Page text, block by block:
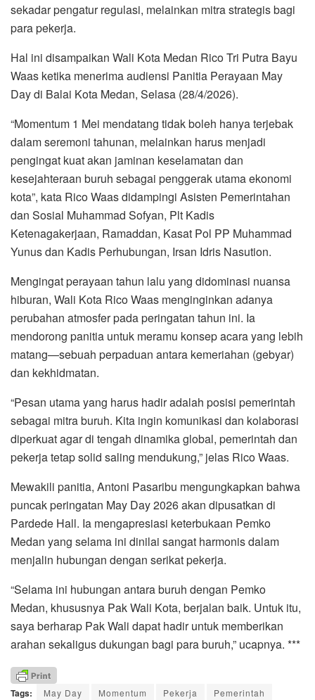
sekadar pengatur regulasi, melainkan mitra strategis bagi
para pekerja.
Hal ini disampaikan Wali Kota Medan Rico Tri Putra Bayu
Waas ketika menerima audiensi Panitia Perayaan May
Day di Balai Kota Medan, Selasa (28/4/2026).
“Momentum 1 Mei mendatang tidak boleh hanya terjebak
dalam seremoni tahunan, melainkan harus menjadi
pengingat kuat akan jaminan keselamatan dan
kesejahteraan buruh sebagai penggerak utama ekonomi
kota”, kata Rico Waas didampingi Asisten Pemerintahan
dan Sosial Muhammad Sofyan, Plt Kadis
Ketenagakerjaan, Ramaddan, Kasat Pol PP Muhammad
Yunus dan Kadis Perhubungan, Irsan Idris Nasution.
Mengingat perayaan tahun lalu yang didominasi nuansa
hiburan, Wali Kota Rico Waas menginginkan adanya
perubahan atmosfer pada peringatan tahun ini. Ia
mendorong panitia untuk meramu konsep acara yang lebih
matang—sebuah perpaduan antara kemeriahan (gebyar)
dan kekhidmatan.
“Pesan utama yang harus hadir adalah posisi pemerintah
sebagai mitra buruh. Kita ingin komunikasi dan kolaborasi
diperkuat agar di tengah dinamika global, pemerintah dan
pekerja tetap solid saling mendukung,” jelas Rico Waas.
Mewakili panitia, Antoni Pasaribu mengungkapkan bahwa
puncak peringatan May Day 2026 akan dipusatkan di
Pardede Hall. Ia mengapresiasi keterbukaan Pemko
Medan yang selama ini dinilai sangat harmonis dalam
menjalin hubungan dengan serikat pekerja.
“Selama ini hubungan antara buruh dengan Pemko
Medan, khususnya Pak Wali Kota, berjalan baik. Untuk itu,
saya berharap Pak Wali dapat hadir untuk memberikan
arahan sekaligus dukungan bagi para buruh,” ucapnya. ***
Tags: May Day Momentum Pekerja
Pemerintah